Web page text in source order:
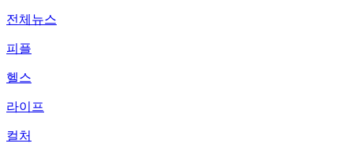
전체뉴스
피플
헬스
라이프
컬처